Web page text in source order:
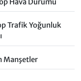
Trafik Yoğunluk
Manşetler